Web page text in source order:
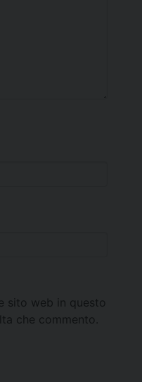
sito web in questo
che commento.